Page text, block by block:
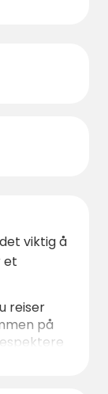
see
som
som
viktig å
et
reiser
på